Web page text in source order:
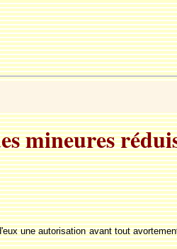
mineures
une autorisation avant tout